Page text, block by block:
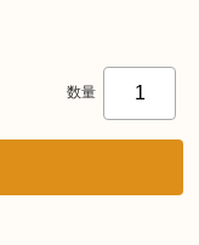
数量